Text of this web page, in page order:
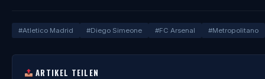
#Atletico Madrid #Diego Simeone #FC Arsenal #Metropolitano
ARTIKEL TEILEN